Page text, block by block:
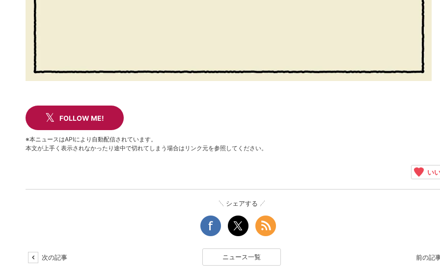
FOLLOW ME!
※本ニュースはAPIにより自動配信されています。
本文が上手く表示されなかったり途中で切れてしまう場合はリンク元を参照してください。
い
シェアする
次の記事 ニュース一覧 前の記